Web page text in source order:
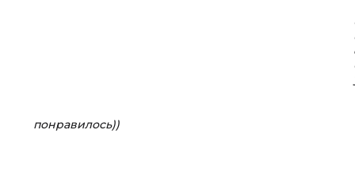
понравилось))